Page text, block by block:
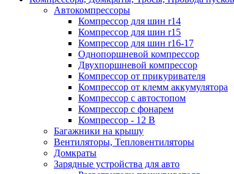
Автокомпрессоры
Компрессор для шин r14
Компрессор для шин r15
Компрессор для шин r16-17
Однопоршневой компрессор
Двухпоршневой компрессор
Компрессор от прикуривателя
Компрессор от клемм аккумулятора
Компрессор с автостопом
Компрессор с фонарем
Компрессор - 12 В
Багажники на крышу
Вентиляторы, Тепловентиляторы
Домкраты
Зарядные устройства для авто